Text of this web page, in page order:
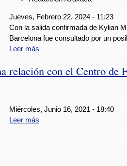
Jueves, Febrero 22, 2024 - 11:23
Con la salida confirmada de Kylian
Barcelona fue consultado por un
Leer más
relación con el Centro de
Miércoles, Junio 16, 2021 - 18:40
Leer más